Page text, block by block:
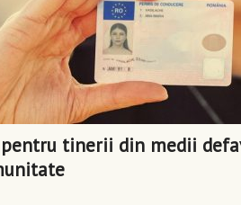
pentru tinerii din medii